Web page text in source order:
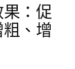
：促
、增